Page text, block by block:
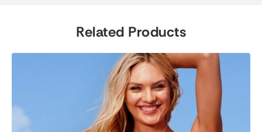
Related Products